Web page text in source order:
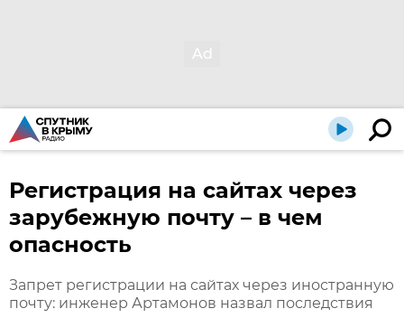
Регистрация на сайтах через
зарубежную почту – в чем
опасность
Запрет регистрации на сайтах через иностранную
почту: инженер Артамонов назвал последствия